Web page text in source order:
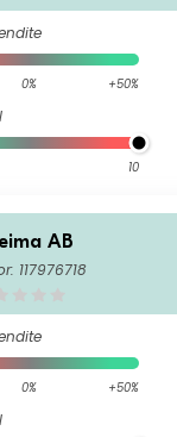
0% +50%
10
AB
117976718
0% +50%